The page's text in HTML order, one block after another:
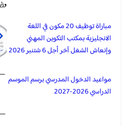
مباراة توظيف 20 مكون في اللغة
الانجليزية بمكتب التكوين المهني
وإنعاش الشغل آخر أجل 6 شتنبر 2026
مواعيد الدخول المدرسي برسم الموسم
الدراسي 2026-2027